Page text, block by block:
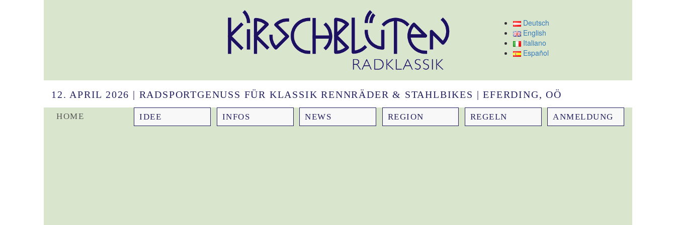
Deutsch
English
Italiano
Español
12. APRIL 2026 | RADSPORTGENUSS FÜR KLASSIK RENNRÄDER & STAHLBIKES | EFERDING, OÖ
HOME IDEE INFOS NEWS REGION REGELN ANMELDUNG